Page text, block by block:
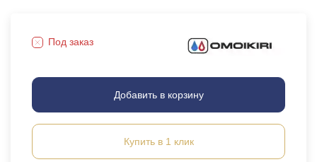
Под заказ
Добавить в корзину
Купить в 1 клик